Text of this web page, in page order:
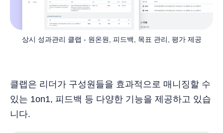
상시 성과관리 클랩 - 원온원, 피드백, 목표 관리, 평가 제공
클랩은 리더가 구성원들을 효과적으로 매니징할 수
있는 1on1, 피드백 등 다양한 기능을 제공하고 있습
니다.